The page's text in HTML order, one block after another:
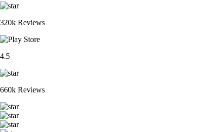
320k Reviews
4.5
660k Reviews